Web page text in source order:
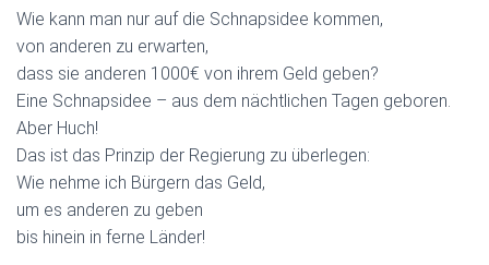
Wie kann man nur auf die Schnapsidee kommen,
von anderen zu erwarten,
dass sie anderen 1000€ von ihrem Geld geben?
Eine Schnapsidee – aus dem nächtlichen Tagen geboren.
Aber Huch!
Das ist das Prinzip der Regierung zu überlegen:
Wie nehme ich Bürgern das Geld,
um es anderen zu geben
bis hinein in ferne Länder!